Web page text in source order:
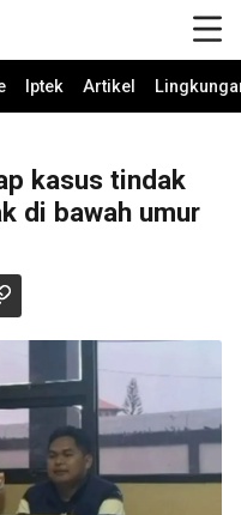
Iptek Artikel
kasus tindak
di bawah umur